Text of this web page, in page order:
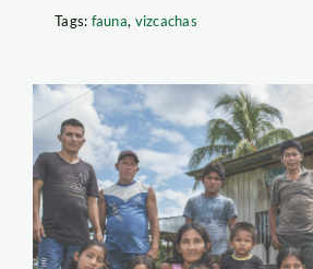
Tags: fauna, vizcachas
amazonia –